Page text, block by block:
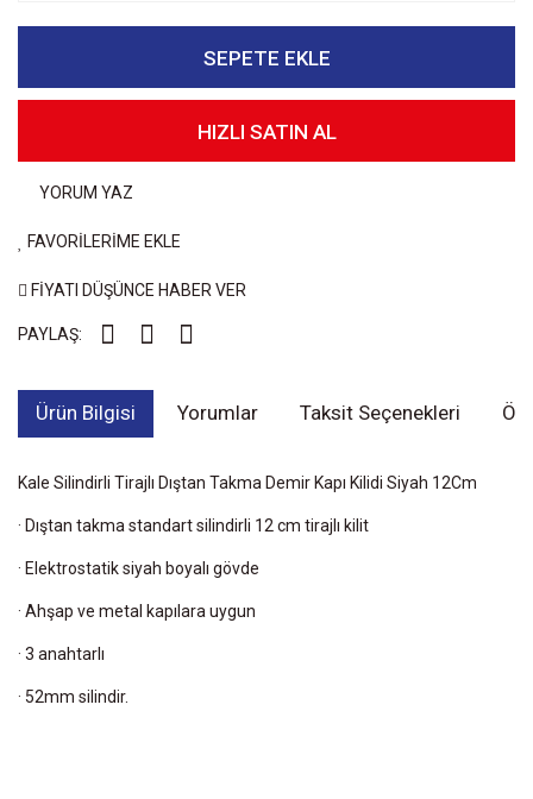
SEPETE EKLE
HIZLI SATIN AL
YORUM YAZ
FAVORİLERİME EKLE
FİYATI DÜŞÜNCE HABER VER
PAYLAŞ:
Ürün Bilgisi Yorumlar Taksit Seçenekleri
Kale Silindirli Tirajlı Dıştan Takma Demir Kapı Kilidi Siyah 12Cm
· Dıştan takma standart silindirli 12 cm tirajlı kilit
· Elektrostatik siyah boyalı gövde
· Ahşap ve metal kapılara uygun
· 3 anahtarlı
· 52mm silindir.